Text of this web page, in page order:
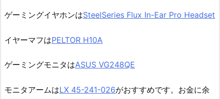
ゲーミングイヤホンはSteelSeries Flux In-Ear Pro Headset
イヤーマフはPELTOR H10A
ゲーミングモニタはASUS VG248QE
モニタアームはLX 45-241-026がおすすめです。お金に余